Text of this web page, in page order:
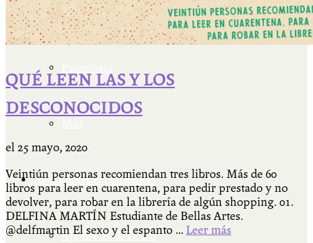
Filosofía
Actividades & contenido
AJÍ EN YOUTUBE
QUÉ LEEN LAS Y LOS
DESCONOCIDOS
el 25 mayo, 2020
Veintiún personas recomiendan tres libros. Más de 60
libros para leer en cuarentena, para pedir prestado y no
devolver, para robar en la librería de algún shopping. 01.
DELFINA MARTÍN Estudiante de Bellas Artes.
@delfmartin El sexo y el espanto … Leer más